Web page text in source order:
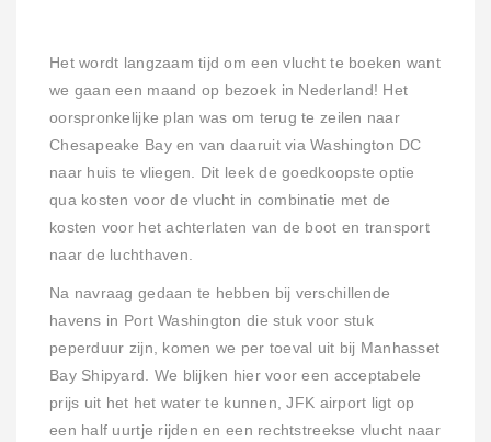
Het wordt langzaam tijd om een vlucht te boeken want
we gaan een maand op bezoek in Nederland! Het
oorspronkelijke plan was om terug te zeilen naar
Chesapeake Bay en van daaruit via Washington DC
naar huis te vliegen. Dit leek de goedkoopste optie
qua kosten voor de vlucht in combinatie met de
kosten voor het achterlaten van de boot en transport
naar de luchthaven.
Na navraag gedaan te hebben bij verschillende
havens in Port Washington die stuk voor stuk
peperduur zijn, komen we per toeval uit bij Manhasset
Bay Shipyard. We blijken hier voor een acceptabele
prijs uit het het water te kunnen, JFK airport ligt op
een half uurtje rijden en een rechtstreekse vlucht naar